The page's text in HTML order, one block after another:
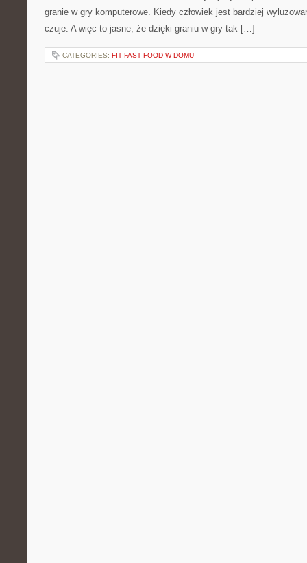
granie w gry komputerowe. Kiedy człowiek jest bardziej
czuje. A więc to jasne, że dzięki graniu w gry tak […]
CATEGORIES: FIT FAST FOOD W DOMU